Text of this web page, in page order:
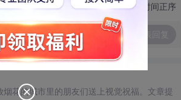
切换为时间正序
花的城市里的朋友们送上视觉祝福。文章提